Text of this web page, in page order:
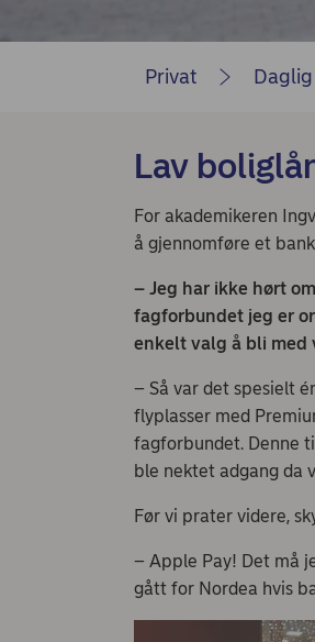
Privat
Lav
For akademikeren
å gjennomføre et
– Jeg har ikke hørt
fagforbundet jeg er
enkelt valg å bli med
– Så var det spesielt
flyplasser med
fagforbundet. Denne
ble nektet adgang da
Før vi prater videre,
– Apple Pay! Det må
gått for Nordea hvis